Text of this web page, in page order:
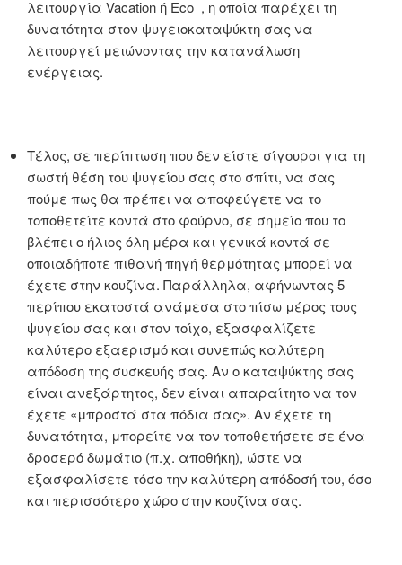
λειτουργία Vacation ή Eco , η οποία παρέχει τη
δυνατότητα στον ψυγειοκαταψύκτη σας να
λειτουργεί μειώνοντας την κατανάλωση
ενέργειας.
Τέλος, σε περίπτωση που δεν είστε σίγουροι για τη
σωστή θέση του ψυγείου σας στο σπίτι, να σας
πούμε πως θα πρέπει να αποφεύγετε να το
τοποθετείτε κοντά στο φούρνο, σε σημείο που το
βλέπει ο ήλιος όλη μέρα και γενικά κοντά σε
οποιαδήποτε πιθανή πηγή θερμότητας μπορεί να
έχετε στην κουζίνα. Παράλληλα, αφήνωντας 5
περίπου εκατοστά ανάμεσα στο πίσω μέρος τους
ψυγείου σας και στον τοίχο, εξασφαλίζετε
καλύτερο εξαερισμό και συνεπώς καλύτερη
απόδοση της συσκευής σας. Αν ο καταψύκτης σας
είναι ανεξάρτητος, δεν είναι απαραίτητο να τον
έχετε «μπροστά στα πόδια σας». Αν έχετε τη
δυνατότητα, μπορείτε να τον τοποθετήσετε σε ένα
δροσερό δωμάτιο (π.χ. αποθήκη), ώστε να
εξασφαλίσετε τόσο την καλύτερη απόδοσή του, όσο
και περισσότερο χώρο στην κουζίνα σας.